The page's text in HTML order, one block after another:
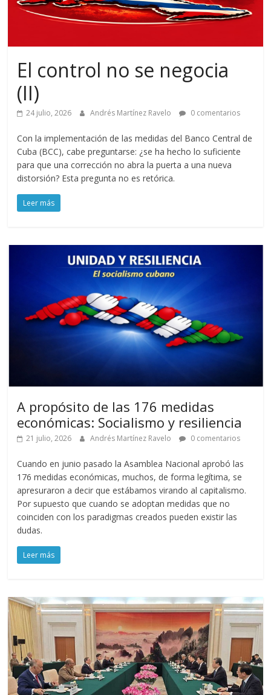
El control no se negocia
(II)
24 julio, 2026 Andrés Martínez Ravelo 0 comentarios
Con la implementación de las medidas del Banco Central de
Cuba (BCC), cabe preguntarse: ¿se ha hecho lo suficiente
para que una corrección no abra la puerta a una nueva
distorsión? Esta pregunta no es retórica.
Leer más
A propósito de las 176 medidas
económicas: Socialismo y resiliencia
21 julio, 2026 Andrés Martínez Ravelo 0 comentarios
Cuando en junio pasado la Asamblea Nacional aprobó las
176 medidas económicas, muchos, de forma legítima, se
apresuraron a decir que estábamos virando al capitalismo.
Por supuesto que cuando se adoptan medidas que no
coinciden con los paradigmas creados pueden existir las
dudas.
Leer más